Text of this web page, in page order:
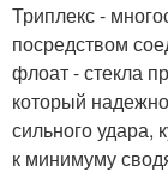
Триплекс -
посредством
флоат - стекла
который
сильного удара,
к минимуму